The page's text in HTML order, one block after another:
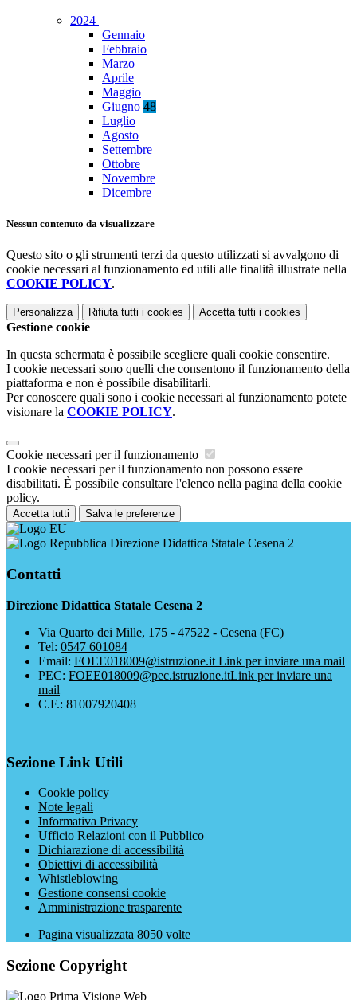
2024
Gennaio
Febbraio
Marzo
Aprile
Maggio
Giugno 48
Luglio
Agosto
Settembre
Ottobre
Novembre
Dicembre
Nessun contenuto da visualizzare
Questo sito o gli strumenti terzi da questo utilizzati si avvalgono di
cookie necessari al funzionamento ed utili alle finalità illustrate nella
COOKIE POLICY.
Personalizza Rifiuta tutti i cookies Accetta tutti i cookies
Gestione cookie
In questa schermata è possibile scegliere quali cookie consentire.
I cookie necessari sono quelli che consentono il funzionamento della
piattaforma e non è possibile disabilitarli.
Per conoscere quali sono i cookie necessari al funzionamento potete
visionare la COOKIE POLICY.
Cookie necessari per il funzionamento
I cookie necessari per il funzionamento non possono essere
disabilitati. È possibile consultare l'elenco nella pagina della cookie
policy.
Accetta tutti Salva le preferenze
Direzione Didattica Statale Cesena 2
Contatti
Direzione Didattica Statale Cesena 2
Via Quarto dei Mille, 175 - 47522 - Cesena (FC)
Tel: 0547 601084
Email: FOEE018009@istruzione.it Link per inviare una mail
PEC: FOEE018009@pec.istruzione.itLink per inviare una
mail
C.F.: 81007920408
Sezione Link Utili
Cookie policy
Note legali
Informativa Privacy
Ufficio Relazioni con il Pubblico
Dichiarazione di accessibilità
Obiettivi di accessibilità
Whistleblowing
Gestione consensi cookie
Amministrazione trasparente
Pagina visualizzata 8050 volte
Sezione Copyright